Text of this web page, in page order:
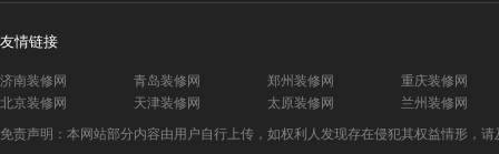
友情链接
济南装修网 青岛装修网 郑州装修网
重庆装修网
北京装修网
天津装修网 太原装修网
兰州装修网
免责声明：本网站部分内容由用户自行上传，如权利人发现存在侵犯其权益情形，